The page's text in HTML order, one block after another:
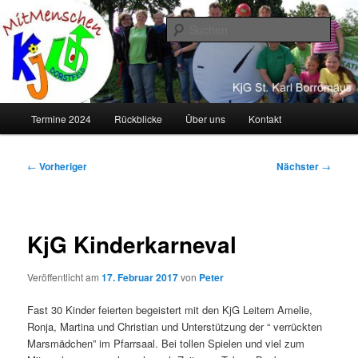
Zum
primären
Inhalt
springenKJG Dorstfeld
Termine 2024 Rückblicke Über uns Kontakt
Beitragsnavigation
← Vorheriger Nächster →
KjG Kinderkarneval
Veröffentlicht am17. Februar 2017von Peter
Fast 30 Kinder feierten begeistert mit den KjG Leitern Amelie,
Ronja, Martina und Christian und Unterstützung der “ verrückten
Marsmädchen” im Pfarrsaal. Bei tollen Spielen und viel zum